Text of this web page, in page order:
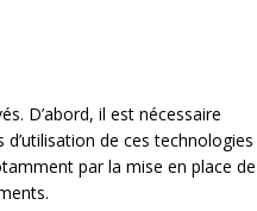
D’abord, il est nécessaire
de ces technologies
par la mise en place de